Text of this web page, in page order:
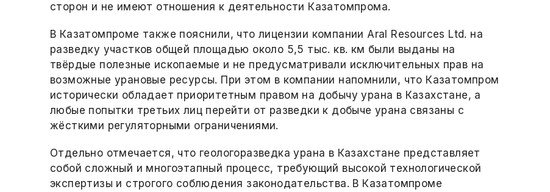
сторон и не имеют отношения к деятельности Казатомпрома.
В Казатомпроме также пояснили, что лицензии компании Aral Resources Ltd. на
разведку участков общей площадью около 5,5 тыс. кв. км были выданы на
твёрдые полезные ископаемые и не предусматривали исключительных прав на
возможные урановые ресурсы. При этом в компании напомнили, что Казатомпром
исторически обладает приоритетным правом на добычу урана в Казахстане, а
любые попытки третьих лиц перейти от разведки к добыче урана связаны с
жёсткими регуляторными ограничениями.
Отдельно отмечается, что геологоразведка урана в Казахстане представляет
собой сложный и многоэтапный процесс, требующий высокой технологической
экспертизы и строгого соблюдения законодательства. В Казатомпроме